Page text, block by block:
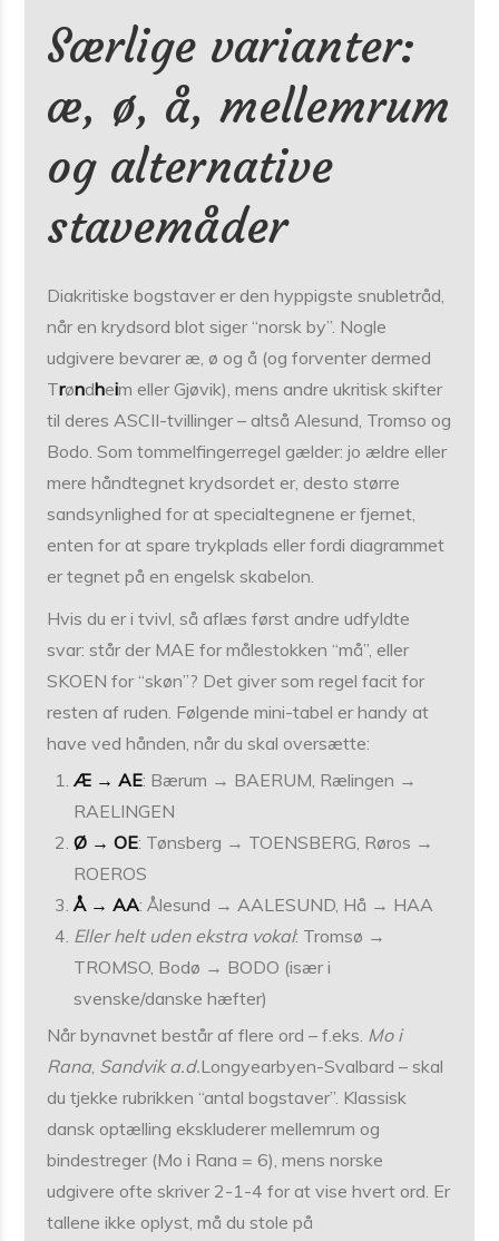
Særlige varianter:
æ, ø, å, mellemrum
og alternative
stavemåder
Diakritiske bogstaver er den hyppigste snubletråd,
når en krydsord blot siger “norsk by”. Nogle
udgivere bevarer æ, ø og å (og forventer dermed
Trøndheim eller Gjøvik), mens andre ukritisk skifter
til deres ASCII-tvillinger – altså Alesund, Tromso og
Bodo. Som tommelfingerregel gælder: jo ældre eller
mere håndtegnet krydsordet er, desto større
sandsynlighed for at specialtegnene er fjernet,
enten for at spare tryk­plads eller fordi diagrammet
er tegnet på en engelsk skabelon.
Hvis du er i tvivl, så aflæs først andre udfyldte
svar: står der MAE for målestokken “må”, eller
SKOEN for “skøn”? Det giver som regel facit for
resten af ruden. Følgende mini-tabel er handy at
have ved hånden, når du skal oversætte:
Æ → AE: Bærum → BAERUM, Rælingen →
RAELINGEN
Ø → OE: Tønsberg → TOENSBERG, Røros →
ROEROS
Å → AA: Ålesund → AALESUND, Hå → HAA
Eller helt uden ekstra vokal: Tromsø →
TROMSO, Bodø → BODO (især i
svenske/danske hæfter)
Når bynavnet består af flere ord – f.eks. Mo i
Rana, Sandvik a.d.Longyearbyen-Svalbard – skal
du tjekke rubrikken “antal bogstaver”. Klassisk
dansk optælling ekskluderer mellemrum og
bindestreger (Mo i Rana = 6), mens norske
udgivere ofte skriver 2-1-4 for at vise hvert ord. Er
tallene ikke oplyst, må du stole på